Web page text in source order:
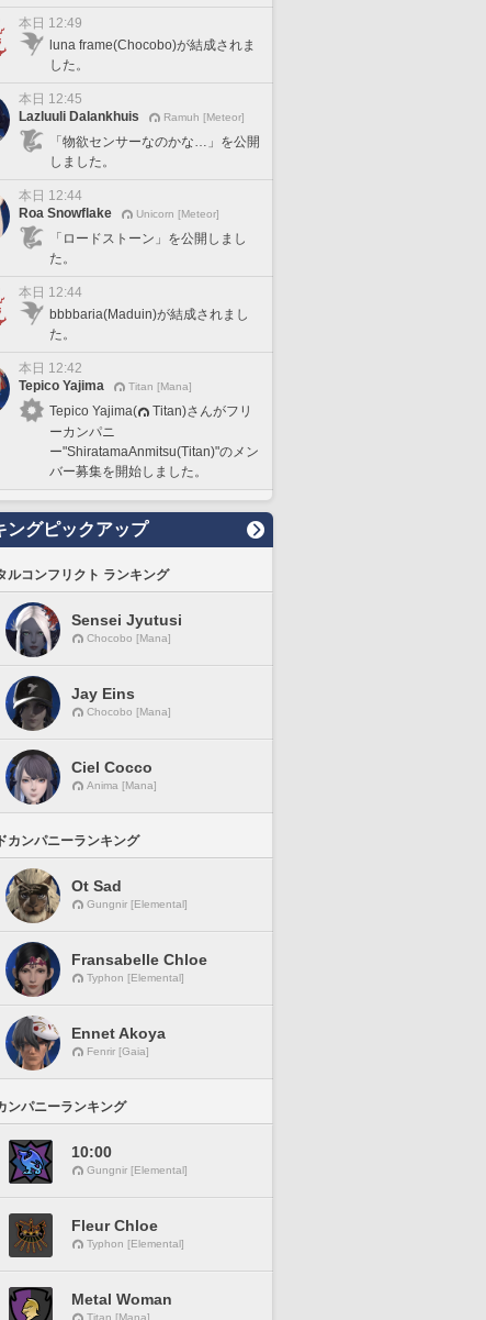
本日 12:49
luna frame(Chocobo)が結成されま
した。
本日 12:45
Lazluuli Dalankhuis
Ramuh [Meteor]
「物欲センサーなのかな…」を公開
しました。
本日 12:44
Roa Snowflake
Unicorn [Meteor]
「ロードストーン」を公開しまし
た。
本日 12:44
bbbbaria(Maduin)が結成されまし
た。
本日 12:42
Tepico Yajima
Titan [Mana]
Tepico Yajima(
Titan)さんがフリ
ーカンパニ
ー"ShiratamaAnmitsu(Titan)"のメン
バー募集を開始しました。
ングピックアップ
ルコンフリクト ランキング
Sensei Jyutusi
Chocobo [Mana]
Jay Eins
Chocobo [Mana]
Ciel Cocco
Anima [Mana]
カンパニーランキング
Ot Sad
Gungnir [Elemental]
Fransabelle Chloe
Typhon [Elemental]
Ennet Akoya
Fenrir [Gaia]
ンパニーランキング
10:00
Gungnir [Elemental]
Fleur Chloe
Typhon [Elemental]
Metal Woman
Titan [Mana]